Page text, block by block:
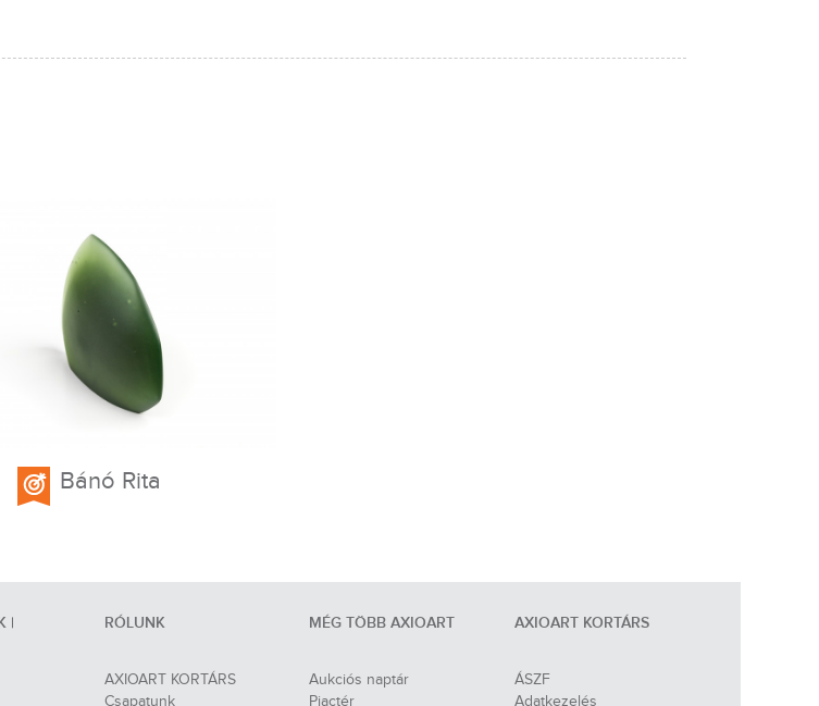
Bánó Rita
|
RÓLUNK
AXIOART KORTÁRS
Csapatunk
MÉG TÖBB AXIOART
Aukciós naptár
Piactér
AXIOART KORTÁRS
ÁSZF
Adatkezelés